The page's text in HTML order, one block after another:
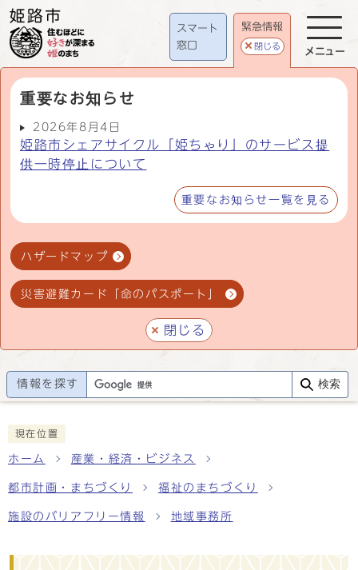
スマート
窓口
緊急情報
閉じる
重要なお知らせ
2026年8月4日
姫路市シェアサイクル「姫ちゃり」のサービス提
供一時停止について
重要なお知らせ一覧を見る
ハザードマップ
災害避難カード「命のパスポート」
閉じる
メニュー
情報を探す 検索
現在位置
ホーム 産業・経済・ビジネス
都市計画・まちづくり 福祉のまちづくり
施設のバリアフリー情報 地域事務所